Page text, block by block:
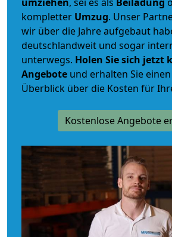
kompletter Umzug. Unser
wir über die Jahre aufgebaut
deutschlandweit und sogar
unterwegs. Holen Sie sich jetzt
Angebote und erhalten Sie
Überblick über die Kosten für
Kostenlose Angebote